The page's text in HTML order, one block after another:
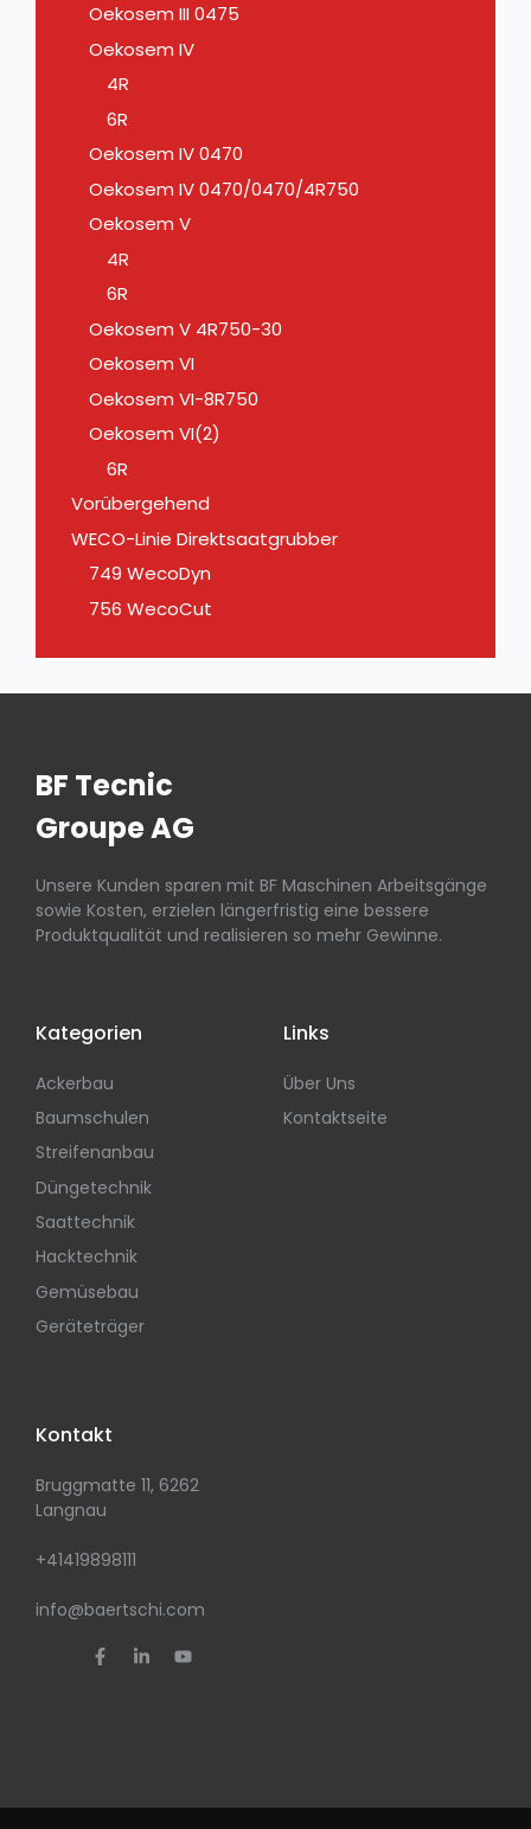
Oekosem III 0475
Oekosem IV
4R
6R
Oekosem IV 0470
Oekosem IV 0470/0470/4R750
Oekosem V
4R
6R
Oekosem V 4R750-30
Oekosem VI
Oekosem VI-8R750
Oekosem VI(2)
6R
Vorübergehend
WECO-Linie Direktsaatgrubber
749 WecoDyn
756 WecoCut
BF Tecnic
Groupe AG
Unsere Kunden sparen mit BF Maschinen Arbeitsgänge
sowie Kosten, erzielen längerfristig eine bessere
Produktqualität und realisieren so mehr Gewinne.
Kategorien
Ackerbau
Baumschulen
Streifenanbau
Düngetechnik
Saattechnik
Hacktechnik
Gemüsebau
Geräteträger
Links
Über Uns
Kontaktseite
Kontakt
Bruggmatte 11, 6262
Langnau
+41419898111
info@baertschi.com